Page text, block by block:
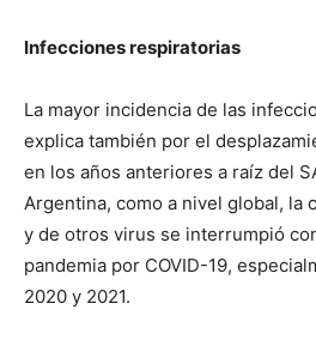
Infecciones respiratorias
La mayor incidencia de las
explica también por el
en los años anteriores a raíz del
Argentina, como a nivel global, la
y de otros virus se interrumpió
pandemia por COVID-19,
2020 y 2021.